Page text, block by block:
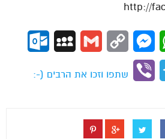
http://
WhatsApp
Messenger
Copy
Gmail
MySpace
Telegram
Viber
שתפו וזכו את הרבים (-: